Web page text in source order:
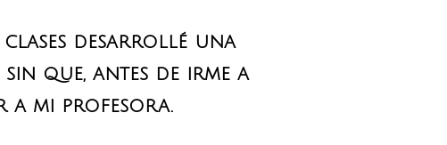
desarrollé una
que, antes de irme a
a mi profesora.